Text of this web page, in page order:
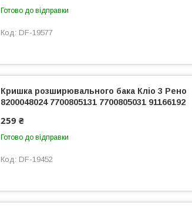
Готово до відправки
DF-19577
Кришка розширювального бака Кліо 3 Рено
8200048024 7700805131 7700805031 91166192
259 ₴
Готово до відправки
DF-19452